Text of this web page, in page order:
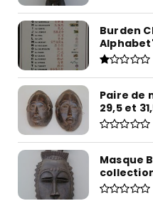
Burden
Paire de
29,5 et
Masque